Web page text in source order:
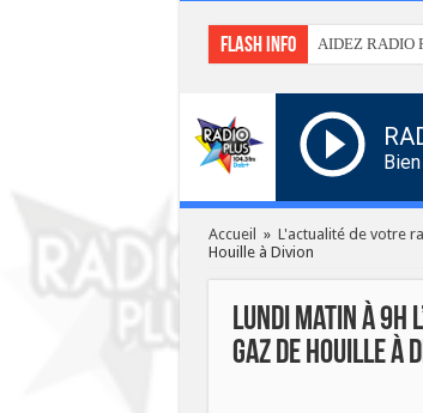
Flash info AIDEZ RADIO
Accueil » L'actualité de votre
Houille à Divion
Lundi matin à
gaz de Houille à